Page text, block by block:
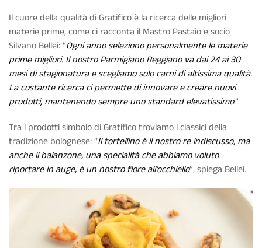
Il cuore della qualità di Gratifico è la ricerca delle migliori
materie prime, come ci racconta il Mastro Pastaio e socio
Silvano Bellei: “Ogni anno seleziono personalmente le materie
prime migliori. Il nostro Parmigiano Reggiano va dai 24 ai 30
mesi di stagionatura e scegliamo solo carni di altissima qualità.
La costante ricerca ci permette di innovare e creare nuovi
prodotti, mantenendo sempre uno standard elevatissimo.”
Tra i prodotti simbolo di Gratifico troviamo i classici della
tradizione bolognese: “Il tortellino è il nostro re indiscusso, ma
anche il balanzone, una specialità che abbiamo voluto
riportare in auge, è un nostro fiore all’occhiello”, spiega Bellei.